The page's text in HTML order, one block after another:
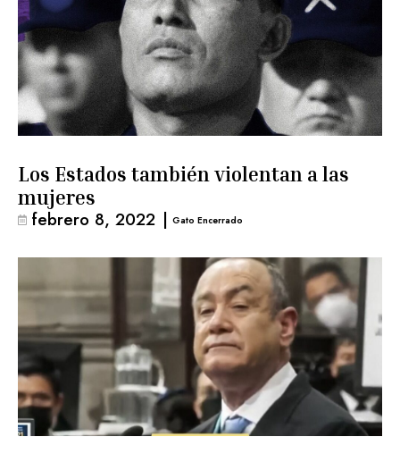
Los Estados también violentan a las
mujeres
febrero 8, 2022 | Gato Encerrado